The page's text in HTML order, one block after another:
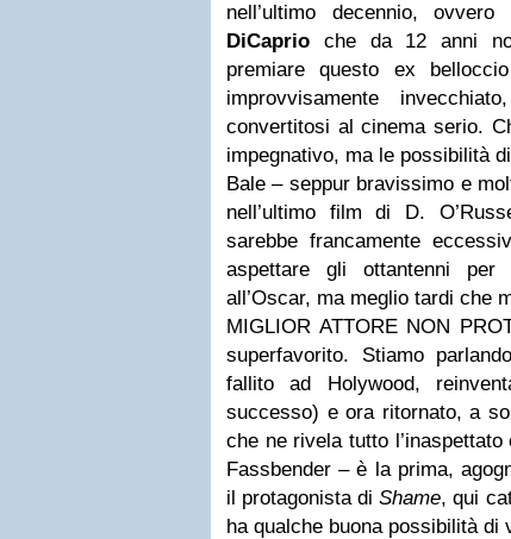
nell’ultimo decennio,
DiCaprio che da 12 anni
premiare questo ex
improvvisamente
convertitosi al cinema serio.
impegnativo, ma le possibilità
Bale – seppur bravissimo e
nell’ultimo film di D.
sarebbe francamente
aspettare gli ottantenni per
all’Oscar, ma meglio tardi che
MIGLIOR ATTORE NON
superfavorito. Stiamo
fallito ad Holywood,
successo) e ora ritornato, a
che ne rivela tutto
Fassbender –è la prima,
il protagonista diShame, qui
ha qualche buona possibilità di